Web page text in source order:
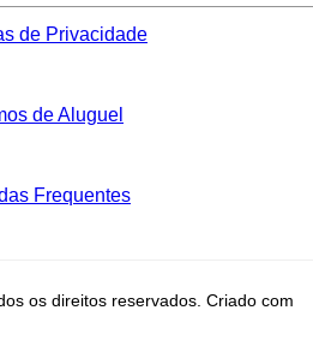
de Privacidade
de Aluguel
Frequentes
os direitos reservados. Criado com